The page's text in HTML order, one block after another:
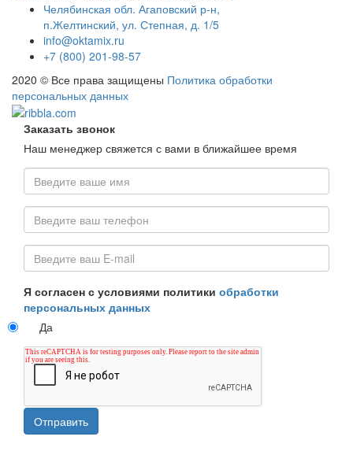
Челябинская обл. Агаповский р-н,
п.Желтинский, ул. Степная, д. 1/5
info@oktamix.ru
+7 (800) 201-98-57
2020 © Все права защищены Политика обработки
персональных данных
Заказать звонок
Наш менеджер свяжется с вами в ближайшее время
Ваше
имя
*Номер
телефона
*
Я согласен с условиями политики обработки
персональных данных
Да
Отправить